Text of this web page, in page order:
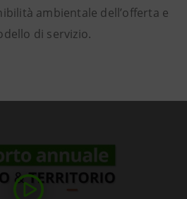
ambientale dell’offerta e
di servizio.